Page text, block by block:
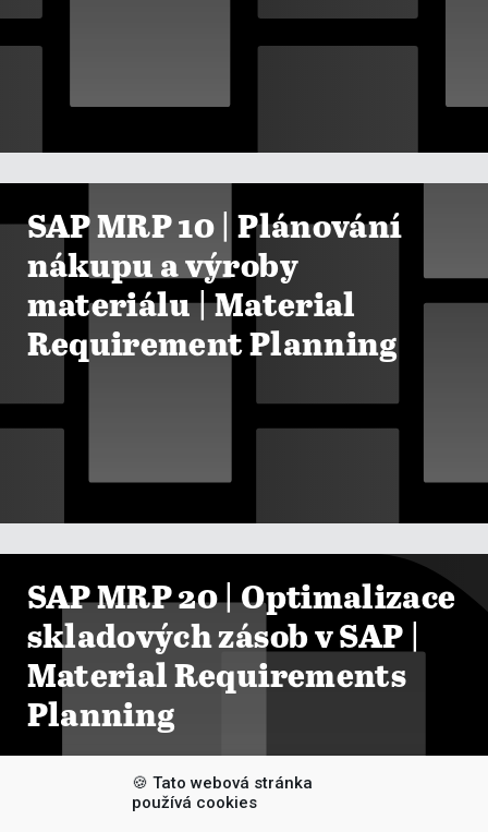
🍪 Tato webová stránka
používá cookies

SAP MRP 10 | Plánování
nákupu a výroby
materiálu | Material
Requirement Planning

SAP MRP 20 | Optimalizace
skladových zásob v SAP |
Material Requirements
Planning